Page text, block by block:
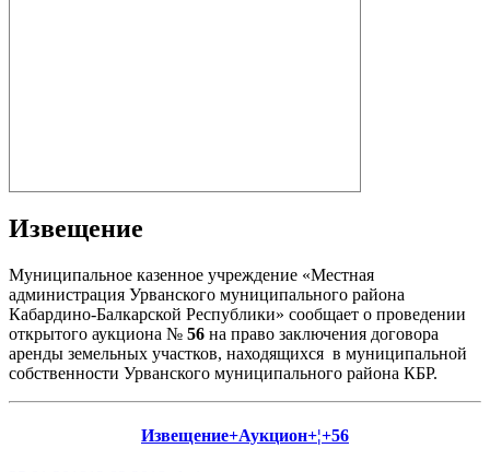
Извещение
Муниципальное казенное учреждение «Местная
администрация Урванского муниципального района
Кабардино-Балкарской Республики» сообщает о проведении
открытого аукциона № 56 на право заключения договора
аренды земельных участков, находящихся в муниципальной
собственности Урванского муниципального района КБР.
Извещение+Аукцион+¦+56